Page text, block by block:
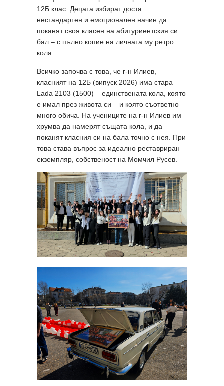
12Б клас. Децата избират доста
нестандартен и емоционален начин да
поканят своя класен на абитуриентския си
бал – с пълно копие на личната му ретро
кола.
Всичко започва с това, че г-н Илиев,
класният на 12Б (випуск 2026) има стара
Lada 2103 (1500) – единствената кола, която
е имал през живота си – и която съответно
много обича. На учениците на г-н Илиев им
хрумва да намерят същата кола, и да
поканят класния си на бала точно с нея. При
това става въпрос за идеално реставриран
екземпляр, собственост на Момчил Русев.